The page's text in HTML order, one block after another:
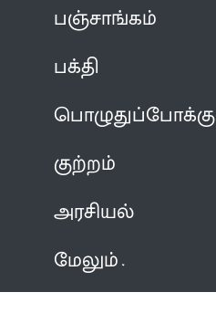
பஞ்சாங்கம்
பக்தி
பொழுதுப்போக்கு
குற்றம்
அரசியல்
மேலும்